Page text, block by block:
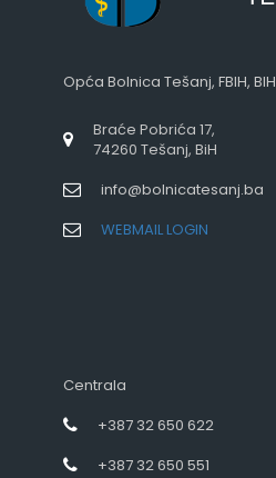
Opća Bolnica Tešanj, FBIH, BIH
Braće Pobrića 17,
74260 Tešanj, BiH
info@bolnicatesanj.ba
WEBMAIL LOGIN
Centrala
+387 32 650 622
+387 32 650 551